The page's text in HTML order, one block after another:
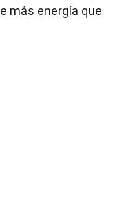
más energía que